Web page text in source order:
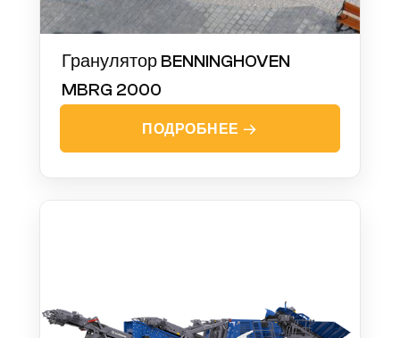
Гранулятор BENNINGHOVEN
MBRG 2000